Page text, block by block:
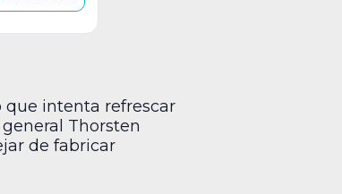
que intenta refrescar
Thorsten
de fabricar